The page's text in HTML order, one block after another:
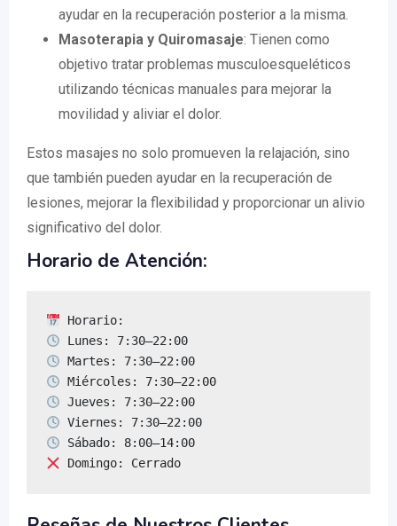
ayudar en la recuperación posterior a la misma.
Masoterapia y Quiromasaje: Tienen como
objetivo tratar problemas musculoesqueléticos
utilizando técnicas manuales para mejorar la
movilidad y aliviar el dolor.
Estos masajes no solo promueven la relajación, sino
que también pueden ayudar en la recuperación de
lesiones, mejorar la flexibilidad y proporcionar un alivio
significativo del dolor.
Horario de Atención:
Domingo: Cerrado